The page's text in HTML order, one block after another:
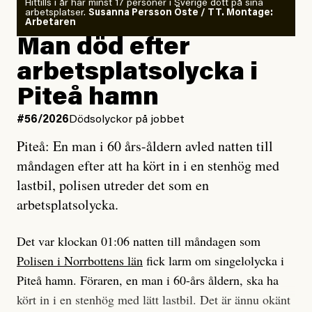
så säger jag tvärtemot.
Jag lärde mig renovera
enligt uråldrig metod
och lade min sista ungdom
på att laga en gammal bod.
Jag sökte ljuset och meningen,
efter det som var rent, rätt och sant,
och aldrig såg jag det klarare än
när jag ombord på bussen hjälpte en tant.
#23/2026Intervjun
Jesper Lundby: ”Livet i sig
är ganska politiskt”
Hittills i år har minst 17 personer i Sverige dött på sina
arbetsplatser. Susanna Persson Öste / TT. Montage:
Arbetaren
Man död efter
arbetsplatsolycka i
Piteå hamn
#56/2026 Dödsolyckor på jobbet
Piteå: En man i 60 års-åldern avled natten till
måndagen efter att ha kört in i en stenhög med
lastbil, polisen utreder det som en
arbetsplatsolycka.
Det var klockan 01:06 natten till måndagen som
Polisen i Norrbottens län fick larm om singelolycka i
Piteå hamn. Föraren, en man i 60-års åldern, ska ha
kört in i en stenhög med lätt lastbil. Det är ännu okänt